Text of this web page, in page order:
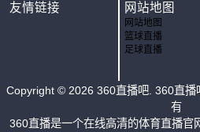
友情链接 网站地图
网站地图
篮球直播
足球直播
Copyright © 2026 360直播吧. 360直播
有
360直播是一个在线高清的体育直播官